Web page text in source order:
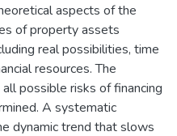
aspects of the
of property assets
real possibilities, time
resources. The
possible risks of financing
A systematic
dynamic trend that slows